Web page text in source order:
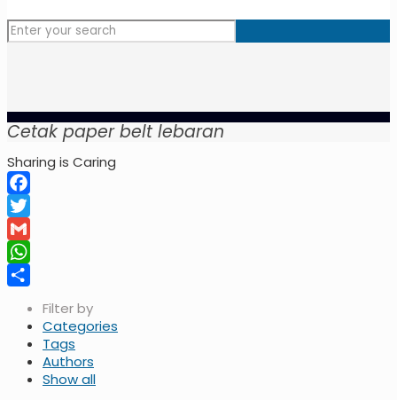
Cetak paper belt lebaran
Sharing is Caring
Facebook
Twitter
Gmail
WhatsApp
Filter by
Categories
Tags
Authors
Show all